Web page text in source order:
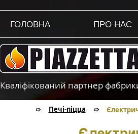
ГОЛОВНА ПРО НАС
Кваліфікований партнер
Печі-піцца ➱
➱